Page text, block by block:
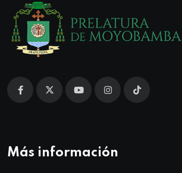
Más información